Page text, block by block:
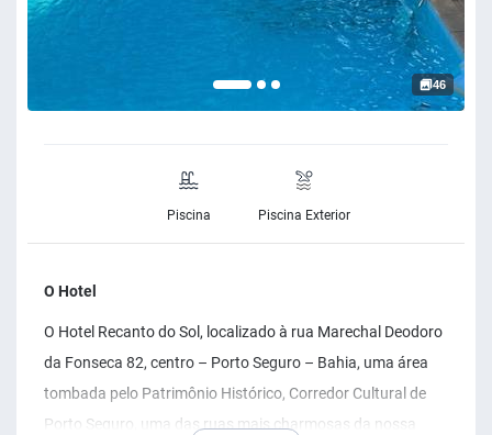
46
Piscina Piscina Exterior
O Hotel
O Hotel Recanto do Sol, localizado à rua Marechal Deodoro
da Fonseca 82, centro – Porto Seguro – Bahia, uma área
tombada pelo Patrimônio Histórico, Corredor Cultural de
Porto Seguro, uma das ruas mais charmosas da nossa